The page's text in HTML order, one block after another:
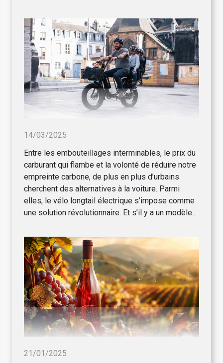
14/03/2025
Entre les embouteillages interminables, le prix du
carburant qui flambe et la volonté de réduire notre
empreinte carbone, de plus en plus d’urbains
cherchent des alternatives à la voiture. Parmi
elles, le vélo longtail électrique s’impose comme
une solution révolutionnaire. Et s’il y a un modèle...
21/01/2025